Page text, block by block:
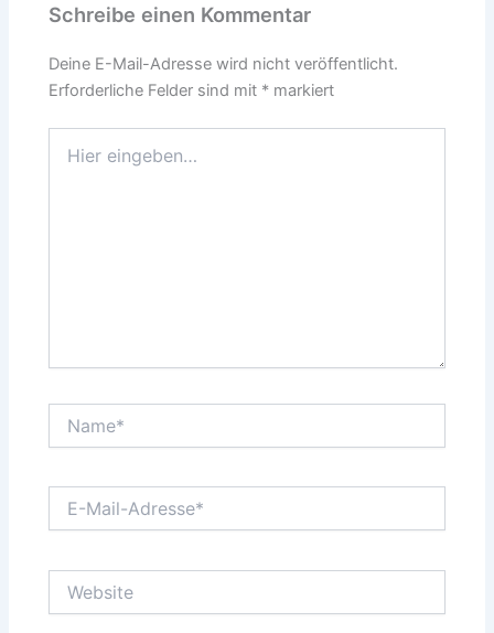
Schreibe einen Kommentar
Deine E-Mail-Adresse wird nicht veröffentlicht.
Erforderliche Felder sind mit * markiert
eingeben…
Mail-